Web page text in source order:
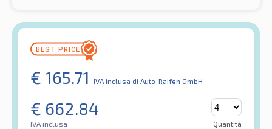
€ 165.71 IVA inclusa di Auto-Raifen GmbH
€ 662.84
IVA inclusa Quantità